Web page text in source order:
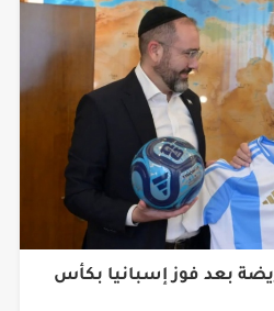
بعد فوز إسبانيا بكأس